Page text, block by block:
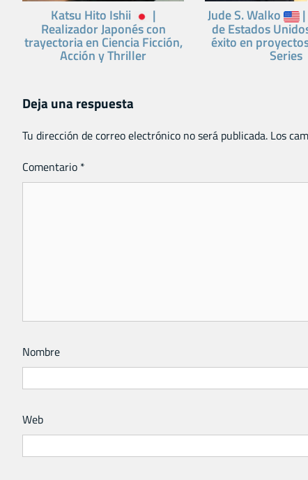
Katsu Hito Ishii |
Realizador Japonés con
trayectoria en Ciencia Ficción,
Acción y Thriller
Jude S. Walko
de Estados
éxito en
Series
Deja una respuesta
Tu dirección de correo electrónico no será publicada. Los
Comentario *
Nombre
Web